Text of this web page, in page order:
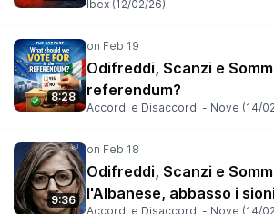
connections between logic,
Universalis Webinars2026,
Ibex (12/02/26)
8:28
Odifreddi, Scanzi e
referendum?
Accordi e Disaccordi - Nove (14/
9:36
Odifreddi, Scanzi e
l'Albanese, abbasso i
Accordi e Disaccordi - Nove (14/